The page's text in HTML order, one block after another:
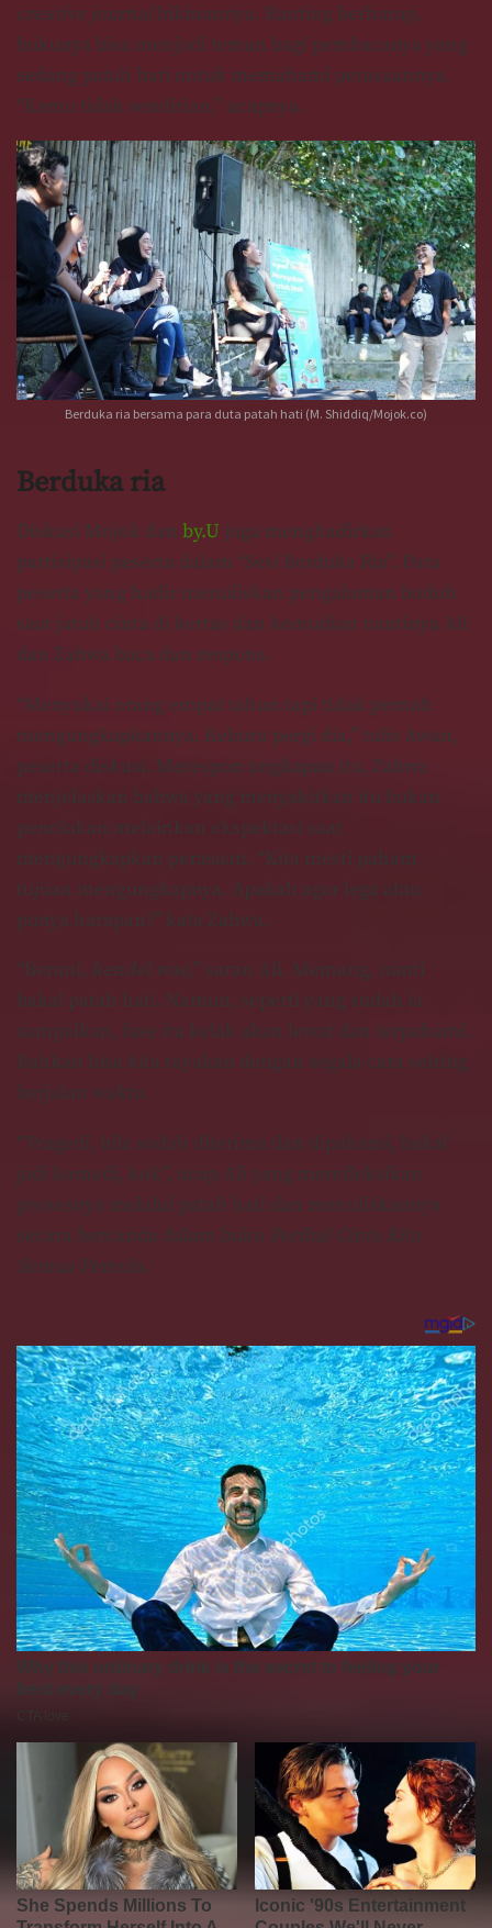
creative journalbikinannya. Ranting berharap,
bukunya bisa menjadi teman bagi pembacanya yang
sedang patah hati untuk memahami perasaannya.
“Kamu tidak sendirian,” ucapnya.
Berduka ria bersama para duta patah hati (M. Shiddiq/Mojok.co)
Berduka ria
Diskusi Mojok dan by.U juga menghadirkan
partisipasi peserta dalam “Sesi Berduka Ria”. Para
peserta yang hadir menuliskan pengalaman bodoh
saat jatuh cinta di kertas dan kemudian nantinya Ali
dan Zahwa baca dan respons.
“Menyukai orang empat tahun tapi tidak pernah
mengungkapkannya. Keburu pergi dia,” tulis Awan,
peserta diskusi. Merespon ungkapan itu, Zahwa
menjelaskan bahwa yang menyakitkan itu bukan
penolakan melainkan ekspektasi saat
mengungkapkan perasaan. “Kita mesti paham
tujuan mengungkapnya. Apakah agar lega atau
punya harapan?” kata Zahwa.
“Berani, kendel wae,” saran Ali. Memang, nanti
bakal patah hati. Namun, seperti yang sudah ia
sampaikan, fase itu kelak akan lewat dan terpahami.
Bahkan bisa kita rayakan dengan segala cara seiring
berjalan waktu.
“Tragedi, bila sudah diterima dan dipahami, bakal
jadi komedi, kok”, ucap Ali yang merefleksikan
prosesnya melalui patah hati dan menuliskannya
secara bercanda dalam buku Perihal Cinta Kita
Semua Pemula.